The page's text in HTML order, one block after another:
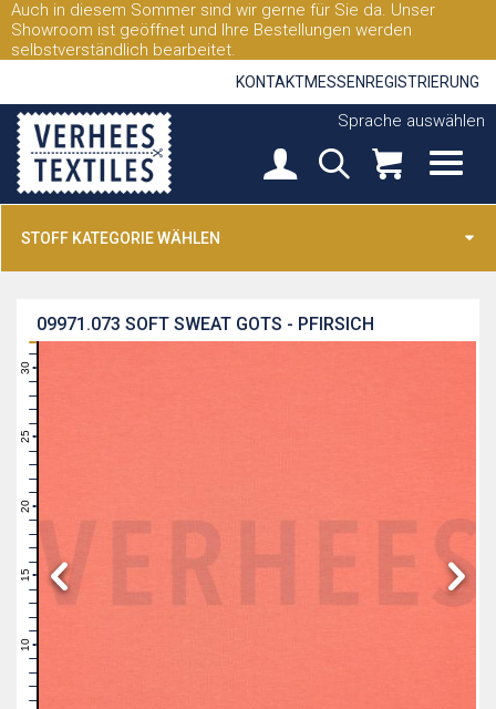
Auch in diesem Sommer sind wir gerne für Sie da. Unser
Showroom ist geöffnet und Ihre Bestellungen werden
selbstverständlich bearbeitet.
KONTAKTMESSEN REGISTRIERUNG
Sprache auswählen
STOFF KATEGORIE WÄHLEN
SOFT SWEAT GOTS - PFIRSICH
09971.073
11
16
21
26